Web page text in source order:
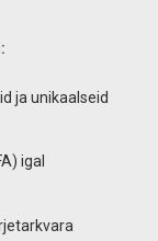
ja unikaalseid
igal